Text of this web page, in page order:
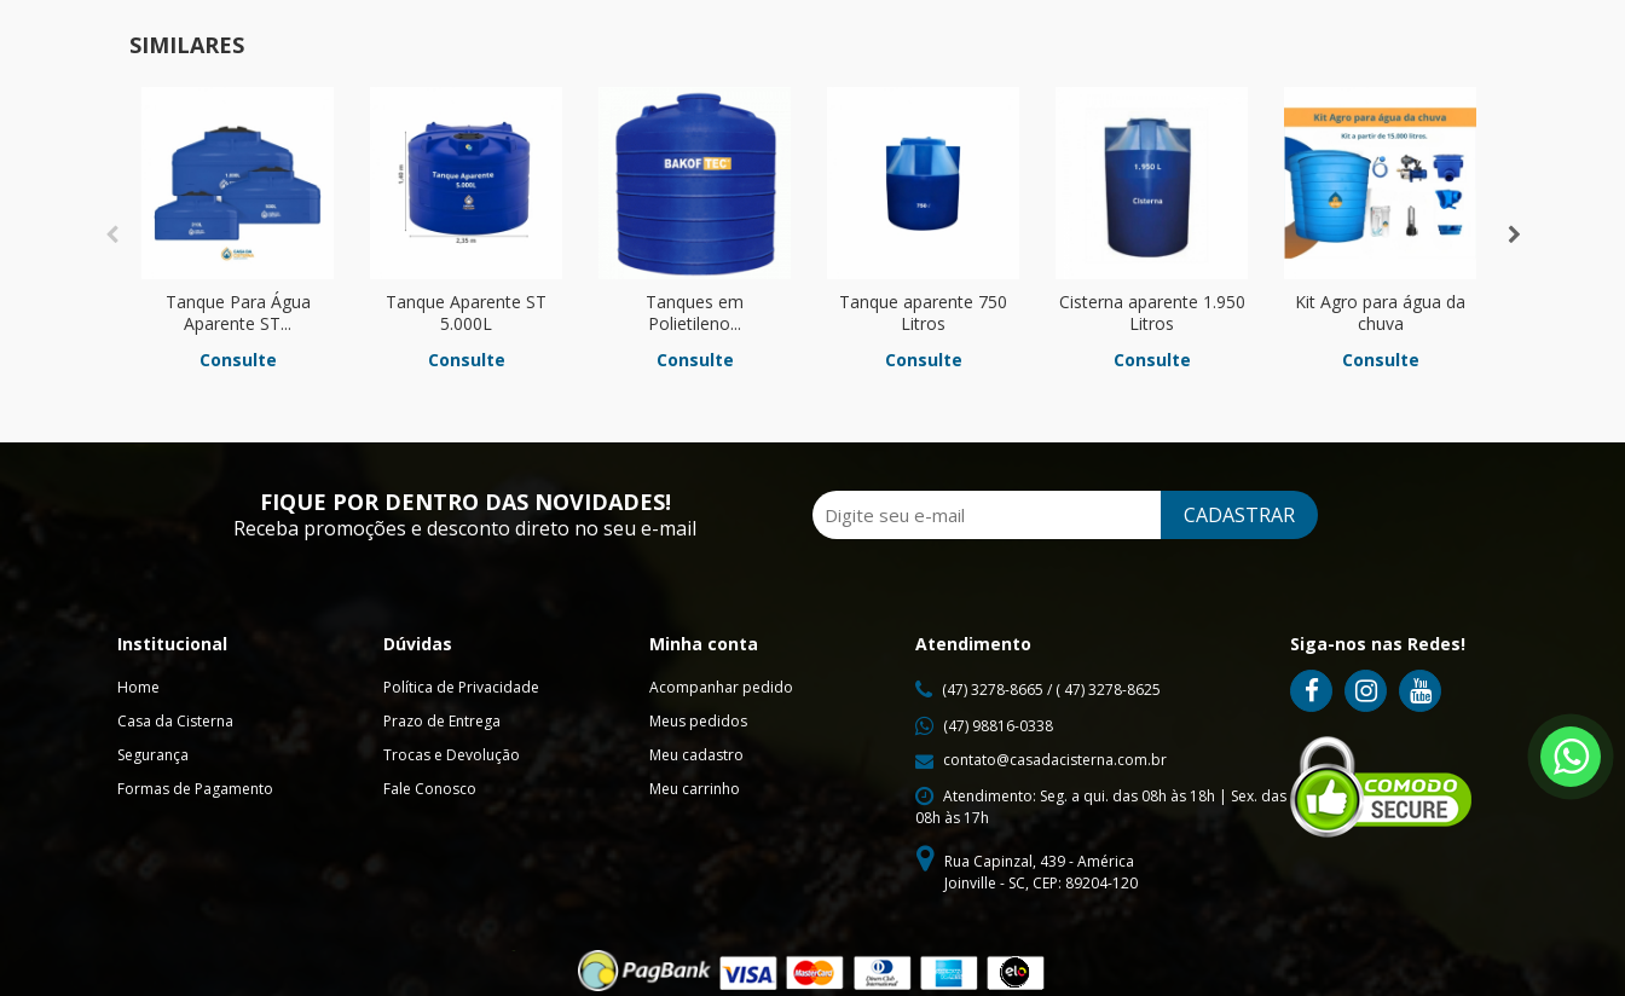
SIMILARES
Tanque Para Água
Aparente ST...
Consulte
Tanque Aparente ST
5.000L
Consulte
Tanques em
Polietileno...
Consulte
Tanque aparente 750
Litros
Consulte
Cisterna aparente 1.950
Litros
Consulte
Kit Agro para água da
chuva
Consulte
FIQUE POR DENTRO DAS NOVIDADES!
Receba promoções e desconto direto no seu e-mail CADASTRAR
Institucional
Home
Casa da Cisterna
Segurança
Formas de Pagamento
Dúvidas
Política de Privacidade
Prazo de Entrega
Trocas e Devolução
Fale Conosco
Minha conta
Acompanhar pedido
Meus pedidos
Meu cadastro
Meu carrinho
Atendimento
(47) 3278-8665 / ( 47) 3278-8625
(47) 98816-0338
contato@casadacisterna.com.br
Atendimento: Seg. a qui. das 08h às 18h | Sex. das
08h às 17h
Rua Capinzal, 439 - América
Joinville - SC, CEP: 89204-120
Siga-nos nas Redes!